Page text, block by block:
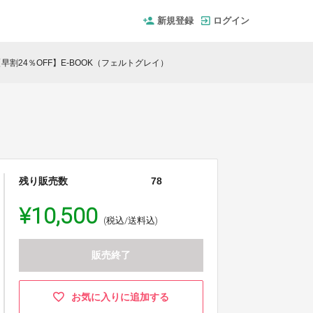
新規登録 ログイン
割24％OFF】E-BOOK（フェルトグレイ）
残り販売数 78
¥10,500 (税込/送料込)
販売終了
お気に入りに追加する